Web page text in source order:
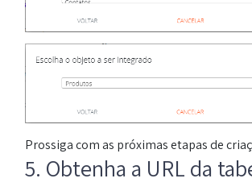
Prossiga com as próximas etapas de
5. Obtenha a URL da